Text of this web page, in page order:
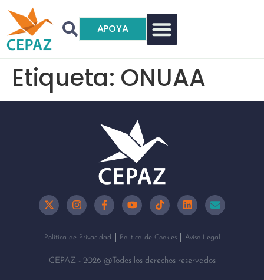
APOYA
Etiqueta: ONUAA
Política de Privacidad Política de Cookies Aviso Legal
CEPAZ - 2026 @Todos los derechos reservados